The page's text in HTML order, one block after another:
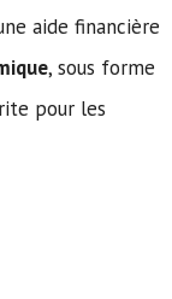
aide financière
, sous forme
pour les